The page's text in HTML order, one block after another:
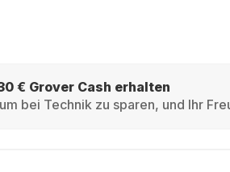
€ Grover Cash erhalten
bei Technik zu sparen, und Ihr